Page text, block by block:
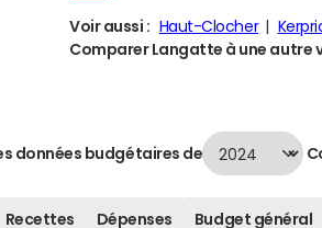
Voir aussi : Haut-Clocher
Comparer Langatte à une autre
données budgétaires de
Recettes Dépenses Budget général